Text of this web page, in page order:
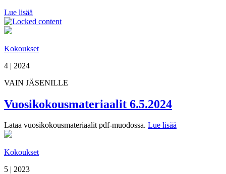
Lue lisää
Kokoukset
4 | 2024
VAIN JÄSENILLE
Vuosikokousmateriaalit 6.5.2024
Lataa vuosikokousmateriaalit pdf-muodossa. Lue lisää
Kokoukset
5 | 2023